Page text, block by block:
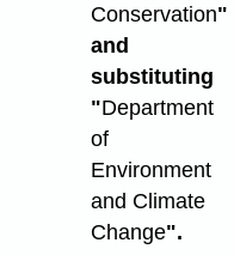
Conservation"
and
substituting
"Department
of
Environment
and Climate
Change".